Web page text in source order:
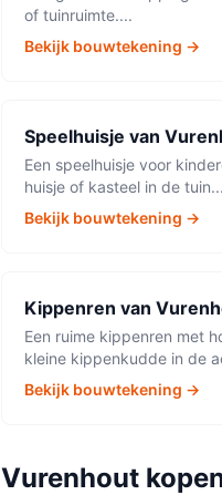
of tuinruimte....
Bekijk bouwtekening →
Speelhuisje van
Een speelhuisje voor
huisje of kasteel in de tuin.
Bekijk bouwtekening →
Kippenren van
Een ruime kippenren met
kleine kippenkudde in de
Bekijk bouwtekening →
Vurenhout